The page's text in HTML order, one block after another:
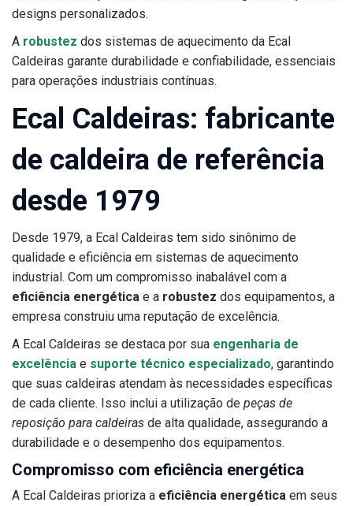
designs personalizados.
A robustez dos sistemas de aquecimento da Ecal
Caldeiras garante durabilidade e confiabilidade, essenciais
para operações industriais contínuas.
Ecal Caldeiras: fabricante
de caldeira de referência
desde 1979
Desde 1979, a Ecal Caldeiras tem sido sinônimo de
qualidade e eficiência em sistemas de aquecimento
industrial. Com um compromisso inabalável com a
eficiência energética e a robustez dos equipamentos, a
empresa construiu uma reputação de excelência.
A Ecal Caldeiras se destaca por sua engenharia de
excelência e suporte técnico especializado, garantindo
que suas caldeiras atendam às necessidades específicas
de cada cliente. Isso inclui a utilização de peças de
reposição para caldeiras de alta qualidade, assegurando a
durabilidade e o desempenho dos equipamentos.
Compromisso com eficiência energética
A Ecal Caldeiras prioriza a eficiência energética em seus